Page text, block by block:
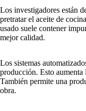
Los investigadores están
pretratar el aceite de
usado suele contener
mejor calidad.
Los sistemas
producción. Esto aumenta
También permite una
obra.